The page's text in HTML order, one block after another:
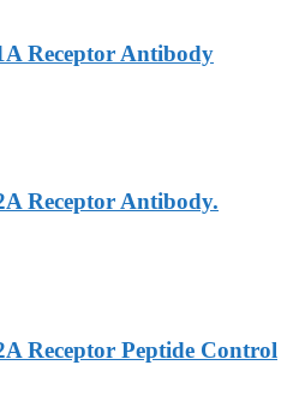
Receptor Antibody
Receptor Antibody.
Receptor Peptide Control